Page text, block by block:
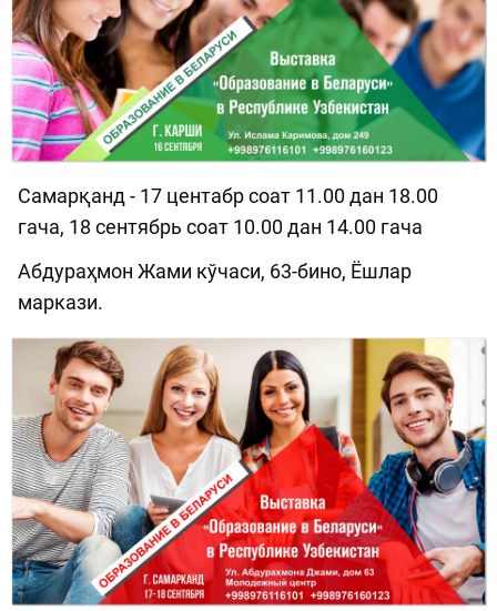
Самарқанд - 17 центабр соат 11.00 дан 18.00
гача, 18 сентябрь соат 10.00 дан 14.00 гача
Абдураҳмон Жами кўчаси, 63-бино, Ёшлар
маркази.